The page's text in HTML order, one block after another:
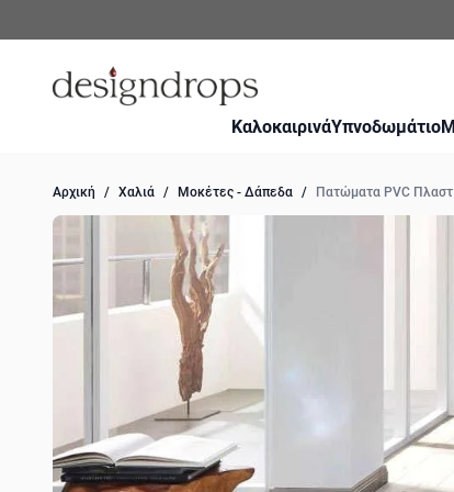
ΚαλοκαιρινάΥπνοδωμάτιο
Αρχική / Χαλιά / Μοκέτες - Δάπεδα / Πατώματα PVC